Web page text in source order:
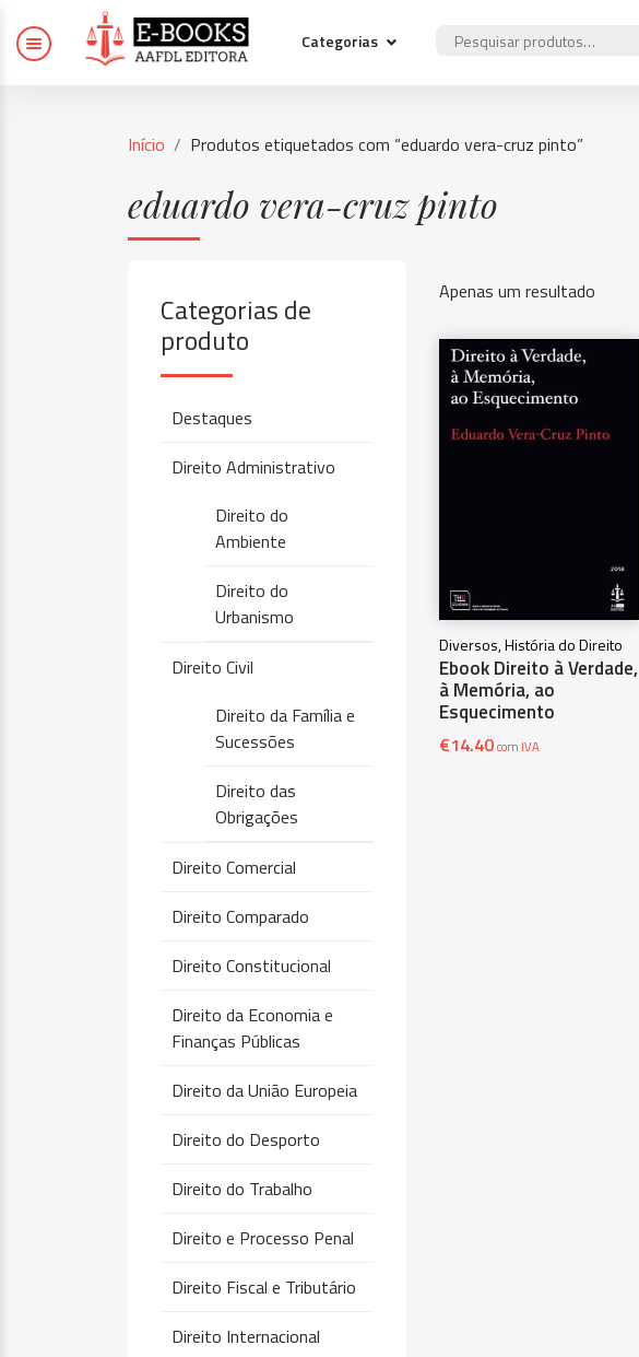
Categorias
Início Produtos etiquetados com “eduardo vera-cruz pinto”
eduardo vera-cruz pinto
Categorias de
produto
Destaques
Direito Administrativo
Direito do
Ambiente
Direito do
Urbanismo
Direito Civil
Direito da Família e
Sucessões
Direito das
Obrigações
Direito Comercial
Direito Comparado
Direito Constitucional
Direito da Economia e
Finanças Públicas
Direito da União Europeia
Direito do Desporto
Direito do Trabalho
Direito e Processo Penal
Direito Fiscal e Tributário
Direito Internacional
Apenas um resultado
Diversos, História do Direito
Ebook Direito à Verdade,
à Memória, ao
Esquecimento
€14.40com IVA